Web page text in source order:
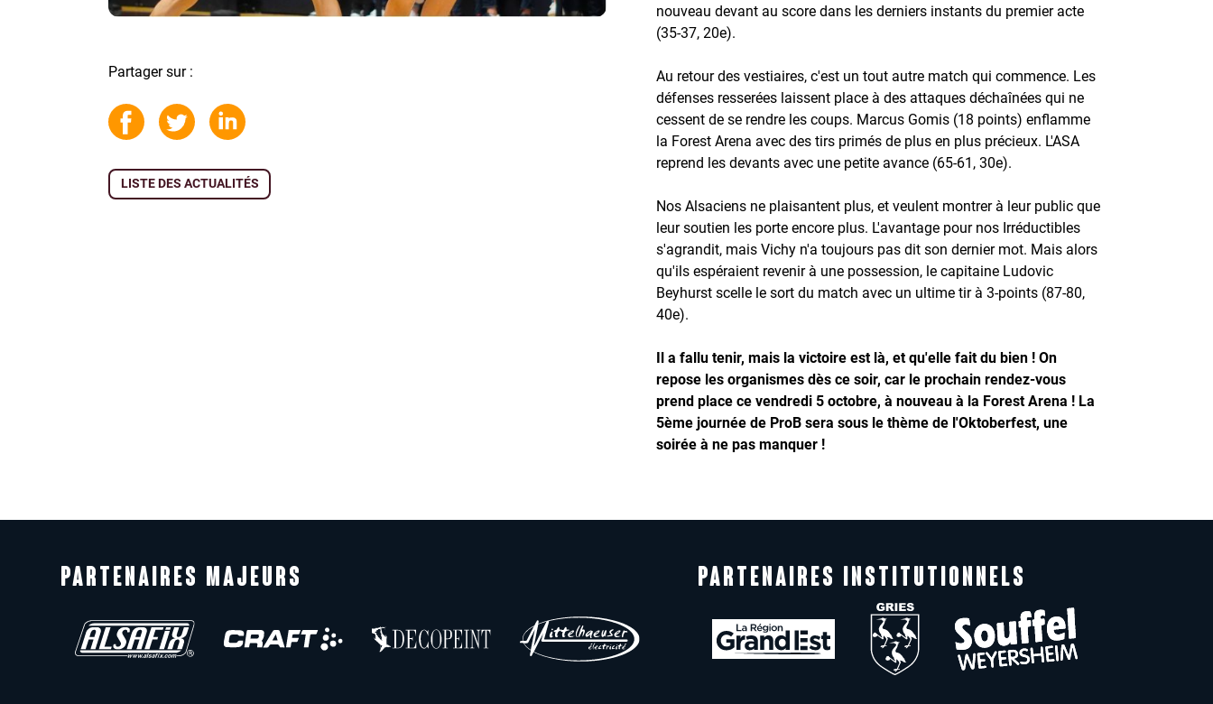
Partager sur :
LISTE DES ACTUALITÉS
nouveau devant au score dans les derniers instants du premier acte
(35-37, 20e).
Au retour des vestiaires, c'est un tout autre match qui commence. Les
défenses resserées laissent place à des attaques déchaînées qui ne
cessent de se rendre les coups. Marcus Gomis (18 points) enflamme
la Forest Arena avec des tirs primés de plus en plus précieux. L'ASA
reprend les devants avec une petite avance (65-61, 30e).
Nos Alsaciens ne plaisantent plus, et veulent montrer à leur public que
leur soutien les porte encore plus. L'avantage pour nos Irréductibles
s'agrandit, mais Vichy n'a toujours pas dit son dernier mot. Mais alors
qu'ils espéraient revenir à une possession, le capitaine Ludovic
Beyhurst scelle le sort du match avec un ultime tir à 3-points (87-80,
40e).
Il a fallu tenir, mais la victoire est là, et qu'elle fait du bien ! On
repose les organismes dès ce soir, car le prochain rendez-vous
prend place ce vendredi 5 octobre, à nouveau à la Forest Arena ! La
5ème journée de ProB sera sous le thème de l'Oktoberfest, une
soirée à ne pas manquer !
PARTENAIRES MAJEURS PARTENAIRES INSTITUTIONNELS